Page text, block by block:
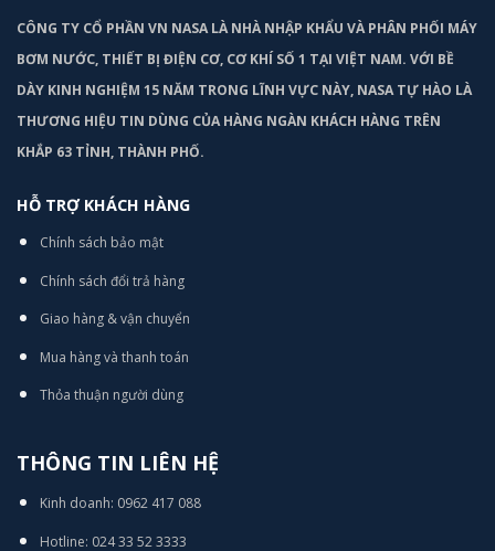
CÔNG TY CỔ PHẦN VN NASA LÀ NHÀ NHẬP KHẨU VÀ PHÂN PHỐI MÁY
BƠM NƯỚC, THIẾT BỊ ĐIỆN CƠ, CƠ KHÍ SỐ 1 TẠI VIỆT NAM. VỚI BỀ
DÀY KINH NGHIỆM 15 NĂM TRONG LĨNH VỰC NÀY, NASA TỰ HÀO LÀ
THƯƠNG HIỆU TIN DÙNG CỦA HÀNG NGÀN KHÁCH HÀNG TRÊN
KHẮP 63 TỈNH, THÀNH PHỐ.
HỖ TRỢ KHÁCH HÀNG
Chính sách bảo mật
Chính sách đổi trả hàng
Giao hàng & vận chuyển
Mua hàng và thanh toán
Thỏa thuận người dùng
THÔNG TIN LIÊN HỆ
Kinh doanh: 0962 417 088
Hotline: 024 33 52 3333